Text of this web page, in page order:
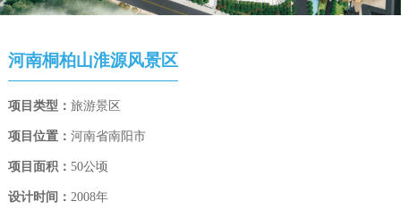
河南桐柏山淮源风景区
项目类型： 旅游景区
项目位置： 河南省南阳市
项目面积： 50公顷
设计时间： 2008年